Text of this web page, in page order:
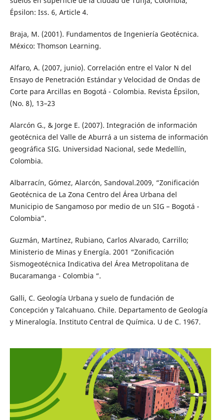
Épsilon: Iss. 6, Article 4.
Braja, M. (2001). Fundamentos de Ingeniería Geotécnica.
México: Thomson Learning.
Alfaro, A. (2007, junio). Correlación entre el Valor N del
Ensayo de Penetración Estándar y Velocidad de Ondas de
Corte para Arcillas en Bogotá - Colombia. Revista Épsilon,
(No. 8), 13–23
Alarcón G., & Jorge E. (2007). Integración de información
geotécnica del Valle de Aburrá a un sistema de información
geográfica SIG. Universidad Nacional, sede Medellín,
Colombia.
Albarracín, Gómez, Alarcón, Sandoval.2009, “Zonificación
Geotécnica de La Zona Centro del Área Urbana del
Municipio de Sangamoso por medio de un SIG – Bogotá -
Colombia”.
Guzmán, Martínez, Rubiano, Carlos Alvarado, Carrillo;
Ministerio de Minas y Energía. 2001 “Zonificación
Sismogeotécnica Indicativa del Área Metropolitana de
Bucaramanga - Colombia “.
Galli, C. Geología Urbana y suelo de fundación de
Concepción y Talcahuano. Chile. Departamento de Geología
y Mineralogía. Instituto Central de Química. U de C. 1967.